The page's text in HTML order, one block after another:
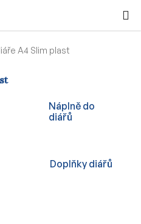
KOŠÍK
A4 Slim plast
Náplně do
diářů
Doplňky diářů